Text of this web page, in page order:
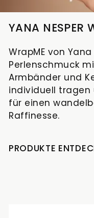
YANA NESPER
WrapME von
Perlenschmuck
Armbänder und
individuell tragen
für einen
Raffinesse.
PRODUKTE